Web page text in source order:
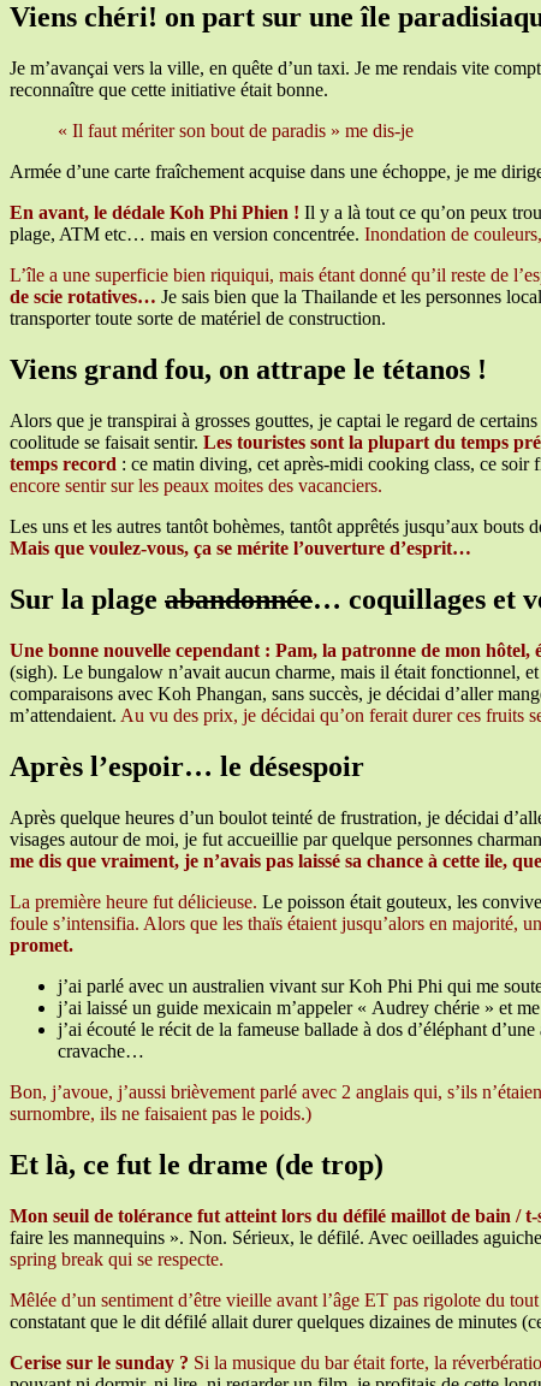
Viens chéri! on part sur une île
Je m’avançai vers la ville, en quête d’un taxi. Je me rendais vite
reconnaître que cette initiative était bonne.
« Il faut mériter son bout de paradis » me dis-je
Armée d’une carte fraîchement acquise dans une échoppe, je me
En avant, le dédale Koh Phi Phien ! Il y a là tout ce qu’on peux
plage, ATM etc… mais en version concentrée. Inondation de
L’île a une superficie bien riquiqui, mais étant donné qu’il reste de
de scie rotatives… Je sais bien que la Thailande et les personnes
transporter toute sorte de matériel de construction.
Viens grand fou, on attrape le tétanos !
Alors que je transpirai à grosses gouttes, je captai le regard de
coolitude se faisait sentir. Les touristes sont la plupart du temps
temps record : ce matin diving, cet après-midi cooking class, ce soir
encore sentir sur les peaux moites des vacanciers.
Les uns et les autres tantôt bohèmes, tantôt apprêtés jusqu’aux
Mais que voulez-vous, ça se mérite l’ouverture d’esprit…
Sur la plage abandonnée… coquillages et
Une bonne nouvelle cependant : Pam, la patronne de mon
(sigh). Le bungalow n’avait aucun charme, mais il était fonctionnel, et
comparaisons avec Koh Phangan, sans succès, je décidai d’aller
m’attendaient. Au vu des prix, je décidai qu’on ferait durer ces fruits
Après l’espoir… le désespoir
Après quelque heures d’un boulot teinté de frustration, je décidai
visages autour de moi, je fut accueillie par quelque personnes
me dis que vraiment, je n’avais pas laissé sa chance à cette ile,
La première heure fut délicieuse. Le poisson était gouteux, les
foule s’intensifia. Alors que les thaïs étaient jusqu’alors en majorité,
promet.
j’ai parlé avec un australien vivant sur Koh Phi Phi qui me
j’ai laissé un guide mexicain m’appeler « Audrey chérie » et
j’ai écouté le récit de la fameuse ballade à dos d’éléphant
cravache…
Bon, j’avoue, j’aussi brièvement parlé avec 2 anglais qui, s’ils
surnombre, ils ne faisaient pas le poids.)
Et là, ce fut le drame (de trop)
Mon seuil de tolérance fut atteint lors du défilé maillot de bain /
faire les mannequins ». Non. Sérieux, le défilé. Avec oeillades
spring break qui se respecte.
Mêlée d’un sentiment d’être vieille avant l’âge ET pas rigolote du
constatant que le dit défilé allait durer quelques dizaines de minutes
Cerise sur le sunday ? Si la musique du bar était forte, la